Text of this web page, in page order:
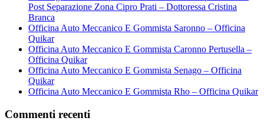
Post Separazione Zona Cipro Prati – Dottoressa Cristina
Branca
Officina Auto Meccanico E Gommista Saronno – Officina
Quikar
Officina Auto Meccanico E Gommista Caronno Pertusella –
Officina Quikar
Officina Auto Meccanico E Gommista Senago – Officina
Quikar
Officina Auto Meccanico E Gommista Rho – Officina Quikar
Commenti recenti